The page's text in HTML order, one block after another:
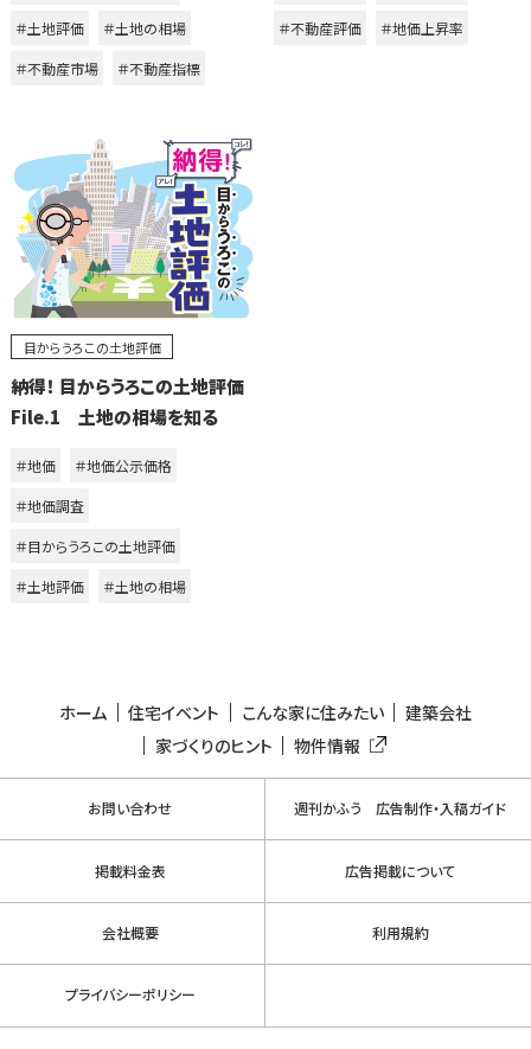
＃土地評価
＃土地の相場
＃不動産市場
＃不動産指標
＃不動産評価
＃地価上昇率
目からうろこの土地評価
納得！ 目からうろこの土地評価
File.1 土地の相場を知る
＃地価
＃地価公示価格
＃地価調査
＃目からうろこの土地評価
＃土地評価
＃土地の相場
ホーム 住宅イベント こんな家に住みたい
建築会社
家づくりのヒント
物件情報
お問い合わせ 週刊かふう 広告制作・入稿ガイド
掲載料金表 広告掲載について
会社概要 利用規約
プライバシーポリシー